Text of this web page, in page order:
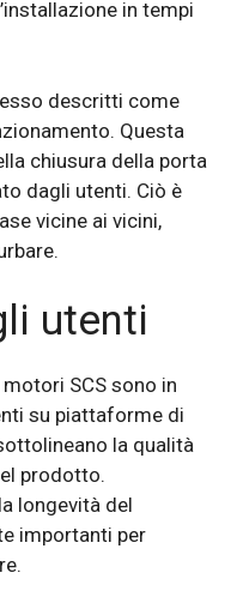
in tempi
descritti come
Questa
chiusura della porta
dagli utenti. Ciò è
vicine ai vicini,
utenti
SCS sono in
su piattaforme di
la qualità
prodotto.
longevità del
importanti per